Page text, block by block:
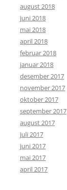
august 2018
juni 2018
mai 2018
april 2018
februar 2018
januar 2018
desember 2017
november 2017
oktober 2017
september 2017
august 2017
juli 2017
juni 2017
mai 2017
april 2017